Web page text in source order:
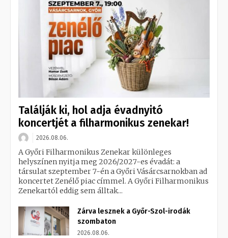
Találják ki, hol adja évadnyitó
koncertjét a filharmonikus zenekar!
2026.08.06.
A Győri Filharmonikus Zenekar különleges
helyszínen nyitja meg 2026/2027-es évadát: a
társulat szeptember 7-én a Győri Vásárcsarnokban ad
koncertet Zenélő piac címmel. A Győri Filharmonikus
Zenekartól eddig sem álltak...
Zárva lesznek a Győr-Szol-irodák
szombaton
2026.08.06.